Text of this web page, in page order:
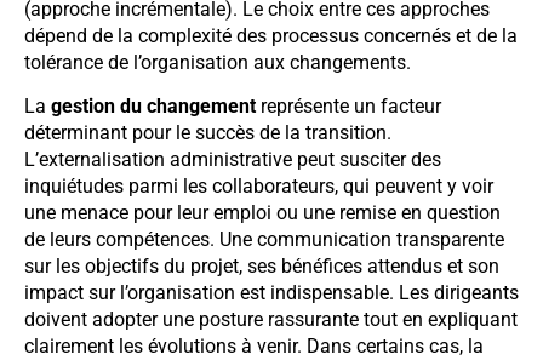
(approche incrémentale). Le choix entre ces approches
dépend de la complexité des processus concernés et de la
tolérance de l’organisation aux changements.
La gestion du changement représente un facteur
déterminant pour le succès de la transition.
L’externalisation administrative peut susciter des
inquiétudes parmi les collaborateurs, qui peuvent y voir
une menace pour leur emploi ou une remise en question
de leurs compétences. Une communication transparente
sur les objectifs du projet, ses bénéfices attendus et son
impact sur l’organisation est indispensable. Les dirigeants
doivent adopter une posture rassurante tout en expliquant
clairement les évolutions à venir. Dans certains cas, la